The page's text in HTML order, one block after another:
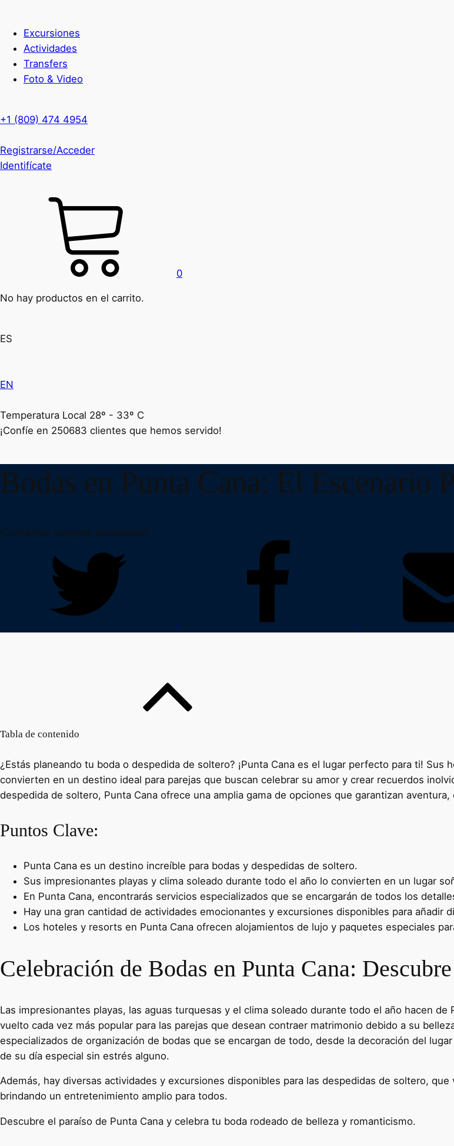
Excursiones
Actividades
Transfers
Foto & Video
+1 (809) 474 4954
Registrarse/Acceder
Identifícate
0
No hay productos en el carrito.
ES
EN
Temperatura Local 28º - 33º C
¡Confíe en 250683 clientes que hemos servido!
Bodas en Punta Cana: El Escenario
¡Contenido siempre actualizado!
Tabla de contenido
¿Estás planeando tu boda o despedida de soltero? ¡Punta Cana es el lugar perfecto para ti!
convierten en un destino ideal para parejas que buscan celebrar su amor y crear recuerdos
despedida de soltero, Punta Cana ofrece una amplia gama de opciones que garantizan
Puntos Clave:
Punta Cana es un destino increíble para bodas y despedidas de soltero.
Sus impresionantes playas y clima soleado durante todo el año lo convierten en un lugar
En Punta Cana, encontrarás servicios especializados que se encargarán de todos los
Hay una gran cantidad de actividades emocionantes y excursiones disponibles para añadir
Los hoteles y resorts en Punta Cana ofrecen alojamientos de lujo y paquetes especiales
Celebración de Bodas en Punta Cana:
Las impresionantes playas, las aguas turquesas y el clima soleado durante todo el año hacen
vuelto cada vez más popular para las parejas que desean contraer matrimonio debido a su
especializados de organización de bodas que se encargan de todo, desde la decoración del
de su día especial sin estrés alguno.
Además, hay diversas actividades y excursiones disponibles para las despedidas de soltero,
brindando un entretenimiento amplio para todos.
Descubre el paraíso de Punta Cana y celebra tu boda rodeado de belleza y romanticismo.